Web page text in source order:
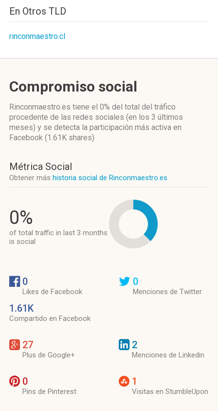
En Otros TLD
rinconmaestro.cl
Compromiso social
Rinconmaestro.es tiene el 0% del total del tráfico
procedente de las redes sociales (en los 3 últimos
meses) y se detecta la participación más activa en
Facebook (1.61K shares)
Métrica Social
Obtener más historia social de Rinconmaestro.es
0%
of total traffic in last 3 months
is social
0
Likes de Facebook
1.61K
Compartido en Facebook
0
Menciones de Twitter
27
Plus de Google+
2
Menciones de Linkedin
0
Pins de Pinterest
1
Visitas en StumbleUpon